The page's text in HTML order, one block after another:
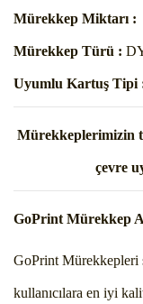
Mürekkep Miktarı :
Mürekkep Türü :
Uyumlu Kartuş Tipi
Mürekkeplerimizin
çevre
GoPrint Mürekkep
GoPrint Mürekkepleri
kullanıcılara en iyi